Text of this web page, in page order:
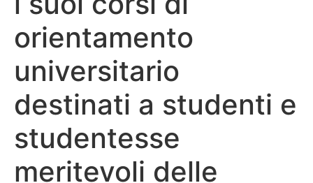
orientamento
universitario
destinati a studenti e
studentesse
meritevoli delle